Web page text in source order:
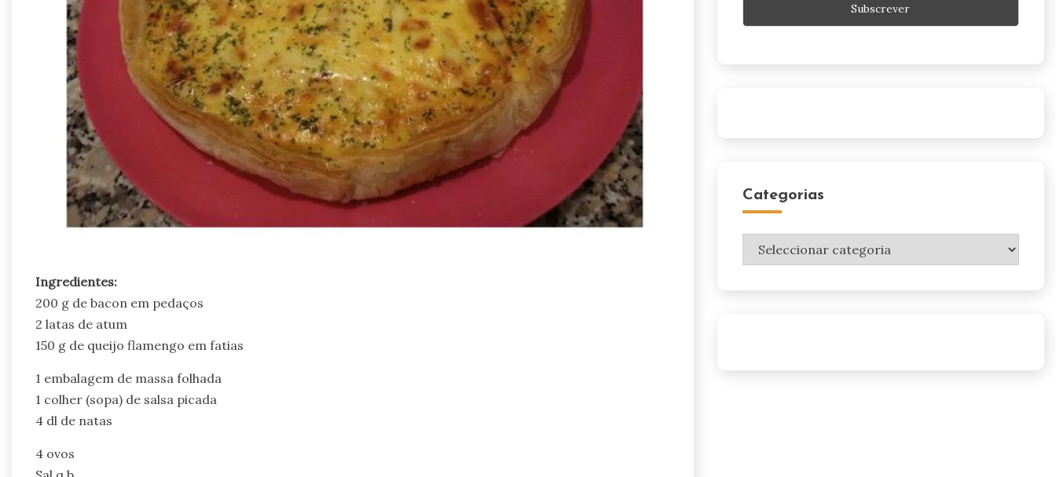
Ingredientes:
200 g de bacon em pedaços
2 latas de atum
150 g de queijo flamengo em fatias
1 embalagem de massa folhada
1 colher (sopa) de salsa picada
4 dl de natas
4 ovos
Categorias
Categorias